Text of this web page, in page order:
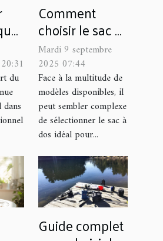
du
Comment
choisir le sac à
dos parfait
pour chaque
occasion ?
Mardi 9 septembre
2025 07:44
Face à la multitude de
modèles disponibles, il
peut sembler complexe
de sélectionner le sac à
dos idéal pour...
Guide complet